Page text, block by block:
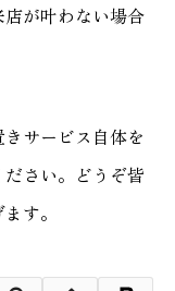
が叶わない場合
サービス自体を
さい。どうぞ皆
す。